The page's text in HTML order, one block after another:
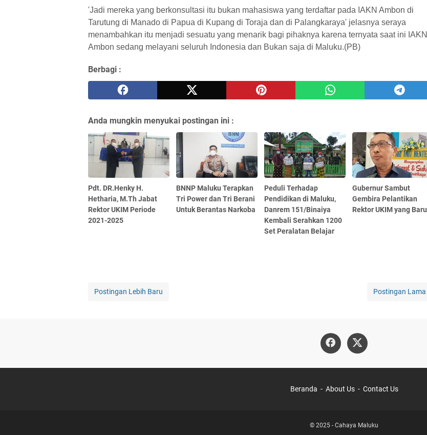
'Jadi mereka yang berkonsultasi itu bukan mahasiswa yang terdaftar pada IAKN Ambon di
Tarutung di Manado di Papua di Kupang di Toraja dan di Palangkaraya' jelasnya seraya
menambahkan itu menjadi sesuatu yang menarik bagi pihaknya karena ternyata saat ini IAKN
Ambon sedang melayani seluruh Indonesia dan Bukan saja di Maluku.(PB)
Berbagi :
Anda mungkin menyukai postingan ini :
Pdt. DR.Henky H.
Hetharia, M.Th Jabat
Rektor UKIM Periode
2021-2025
BNNP Maluku Terapkan
Tri Power dan Tri Berani
Untuk Berantas Narkoba
Peduli Terhadap
Pendidikan di Maluku,
Danrem 151/Binaiya
Kembali Serahkan 1200
Set Peralatan Belajar
Gubernur Sambut
Gembira Pelantikan
Rektor UKIM yang Baru
Postingan Lebih Baru Postingan Lama
Beranda About Us Contact Us
© 2025 - Cahaya Maluku